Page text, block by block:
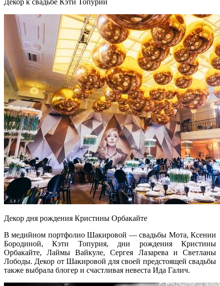
Декор к свадьбе Кэти Топурии
Декор дня рождения Кристины Орбакайте
В медийном портфолио Шакировой — свадьбы Мота, Ксении
Бородиной, Кэти Топурия, дни рождения Кристины
Орбакайте, Лаймы Вайкуле, Сергея Лазарева и Светланы
Лободы. Декор от Шакировой для своей предстоящей свадьбы
также выбрала блогер и счастливая невеста Ида Галич.